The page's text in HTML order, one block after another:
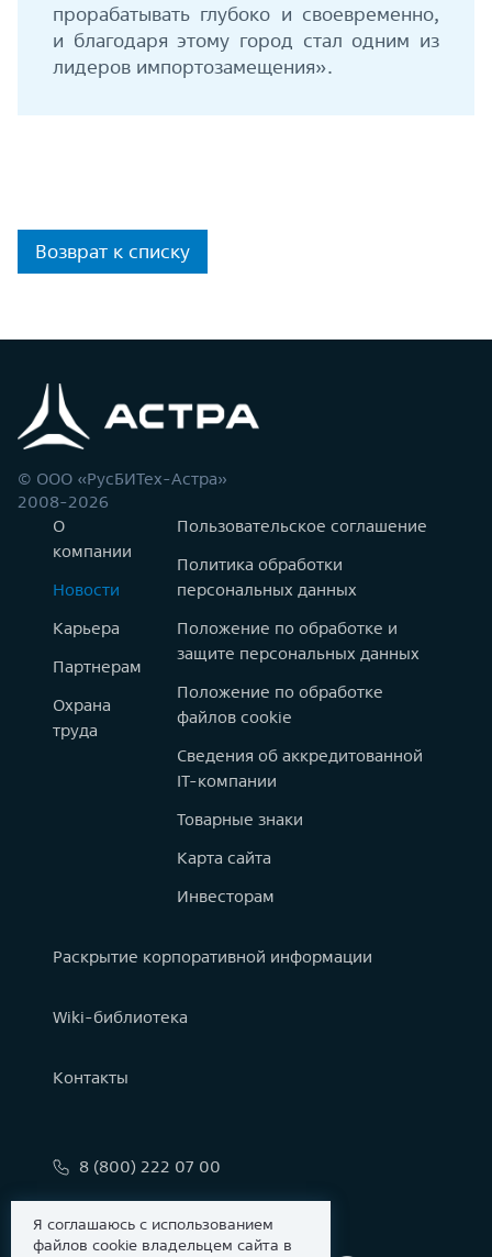
прорабатывать глубоко и своевременно,
и благодаря этому город стал одним из
лидеров импортозамещения».
Возврат к списку
© ООО «РусБИТех-Астра»
2008-2026
О
компании
Новости
Карьера
Партнерам
Охрана
труда
Пользовательское соглашение
Политика обработки
персональных данных
Положение по обработке и
защите персональных данных
Положение по обработке
файлов cookie
Сведения об аккредитованной
IT-компании
Товарные знаки
Карта сайта
Инвесторам
Раскрытие корпоративной информации
Wiki-библиотека
Контакты
8 (800) 222 07 00
Я соглашаюсь с использованием
файлов cookie владельцем сайта в